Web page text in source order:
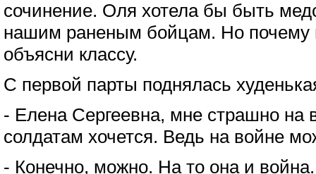
сочинение. Оля хотела бы быть
нашим раненым бойцам. Но почему
объясни классу.
С первой парты поднялась
- Елена Сергеевна, мне страшно
солдатам хочется. Ведь на войне
- Конечно, можно. На то она и